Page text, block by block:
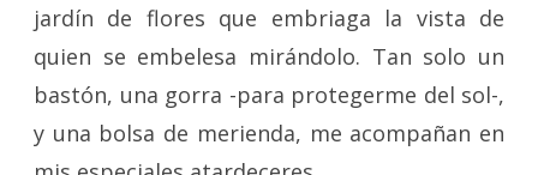
jardín de flores que embriaga la vista de
quien se embelesa mirándolo. Tan solo un
bastón, una gorra -para protegerme del sol-,
y una bolsa de merienda, me acompañan en